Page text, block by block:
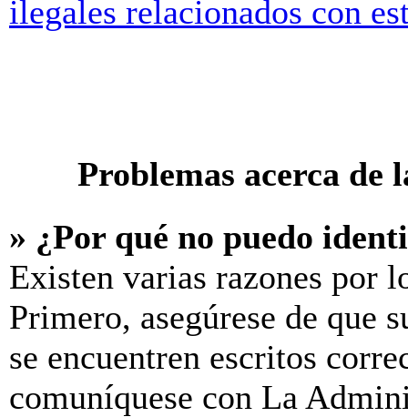
ilegales relacionados con
Problemas acerca
» ¿Por qué no puedo
Existen varias razones por
Primero, asegúrese de que
se encuentren escritos
comuníquese con La